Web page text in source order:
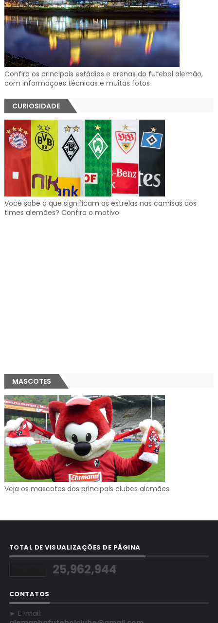
Confira os principais estádios e arenas do futebol alemão,
com informações técnicas e muitas fotos
CURIOSIDADE
Você sabe o que significam as estrelas nas camisas dos
times alemães? Confira o motivo
MASCOTES
Veja os mascotes dos principais clubes alemães
TOTAL DE VISUALIZAÇÕES DE PÁGINA
25,962,944
CONTATOS
► E-mail: